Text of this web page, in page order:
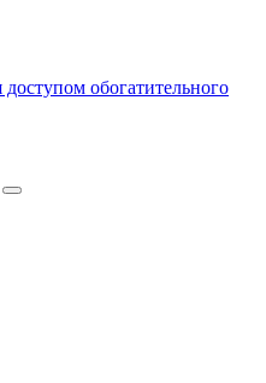
обогатительного